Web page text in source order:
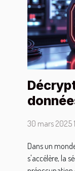
30 mars 2025
Dans un
s'accélère, la